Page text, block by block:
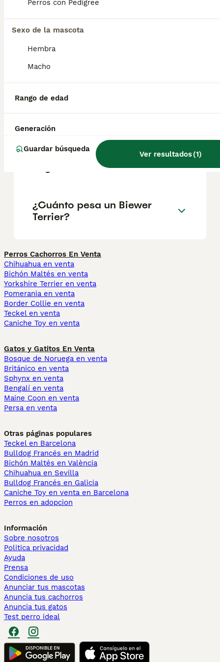
Perros con Pedigree
Sexo de la mascota
Hembra
Macho
Rango de edad
Generación
Guardar búsqueda
Ver resultados(1)
¿Qué diferencia hay entre
yorkshire terrier y Biewer?
¿Cuántos tipos de yorkshire
¿Cuánto pesa un Biewer
Terrier?
Perros Cachorros En Venta
Chihuahua en venta
Bichón Maltés en venta
Yorkshire Terrier en venta
Pomerania en venta
Border Collie en venta
Teckel en venta
Caniche Toy en venta
Gatos y Gatitos En Venta
Bosque de Noruega en venta
Británico en venta
Sphynx en venta
Bengalí en venta
Maine Coon en venta
Persa en venta
Otras páginas populares
Teckel en Barcelona
Bulldog Francés en Madrid
Bichón Maltés en València
Chihuahua en Sevilla
Bulldog Francés en Galicia
Caniche Toy en venta en Barcelona
Perros en adopcion
Información
Sobre nosotros
Politica privacidad
Ayuda
Prensa
Condiciones de uso
Anunciar tus mascotas
Anuncia tus cachorros
Anuncia tus gatos
Test perro ideal